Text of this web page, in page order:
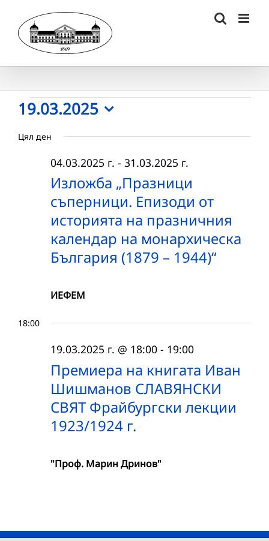
content
Събития
for
19.03.2025
19.03.2025
date.
Цял ден
Изложба „Празници
съперници. Епизоди от
историята на празничния
календар на монархическа
България (1879 – 1944)“
04.03.2025 г. - 31.03.2025 г.
ИЕФЕМ
18:00
Премиера на книгата Иван
Шишманов СЛАВЯНСКИ
СВЯТ Фрайбургски лекции
1923/1924 г.
19.03.2025 г. @ 18:00 - 19:00
"Проф. Марин Дринов"